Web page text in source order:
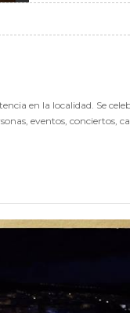
en la localidad. Se
eventos, conciertos,